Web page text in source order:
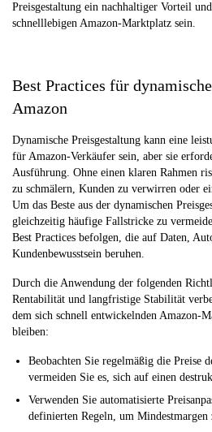
Preisgestaltung ein nachhaltiger Vorteil
schnelllebigen Amazon-Marktplatz sein.
Best Practices für
Amazon
Dynamische Preisgestaltung kann eine
für Amazon-Verkäufer sein, aber sie
Ausführung. Ohne einen klaren Rahmen
zu schmälern, Kunden zu verwirren oder
Um das Beste aus der dynamischen
gleichzeitig häufige Fallstricke zu
Best Practices befolgen, die auf Daten,
Kundenbewusstsein beruhen.
Durch die Anwendung der folgenden
Rentabilität und langfristige Stabilität
dem sich schnell entwickelnden Amazon-
bleiben:
Beobachten Sie regelmäßig die Preise
vermeiden Sie es, sich auf einen
Verwenden Sie automatisierte
definierten Regeln, um Mindestmargen